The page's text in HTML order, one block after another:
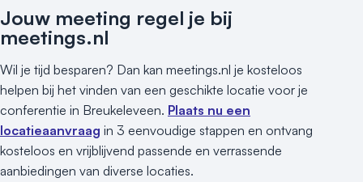
Jouw meeting regel je bij
meetings.nl
Wil je tijd besparen? Dan kan meetings.nl je kosteloos
helpen bij het vinden van een geschikte locatie voor je
conferentie in Breukeleveen. Plaats nu een
locatieaanvraag in 3 eenvoudige stappen en ontvang
kosteloos en vrijblijvend passende en verrassende
aanbiedingen van diverse locaties.